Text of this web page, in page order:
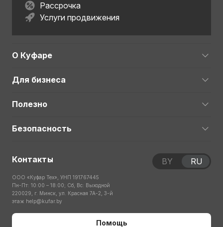
Рассрочка
Услуги продвижения
О Куфаре
Для бизнеса
Полезно
Безопасность
Контакты
ООО «Куфар Тех», УНП 191767445
Пн-Пт: 10:00 – 18:00; Сб, Вс: Выходной
220029, г. Минск, ул. Красная 7А-2, 3-й
этаж help@kufar.by
Помощь
BY RU